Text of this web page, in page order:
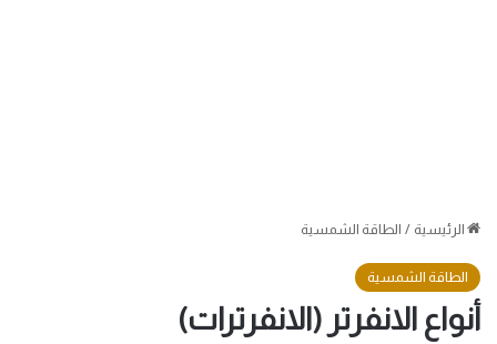
الرئيسية / الطاقة الشمسية
الطاقة الشمسية
أنواع الانفرتر (الانفرترات)